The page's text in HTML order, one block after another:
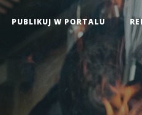
PUBLIKUJ W PORTALU